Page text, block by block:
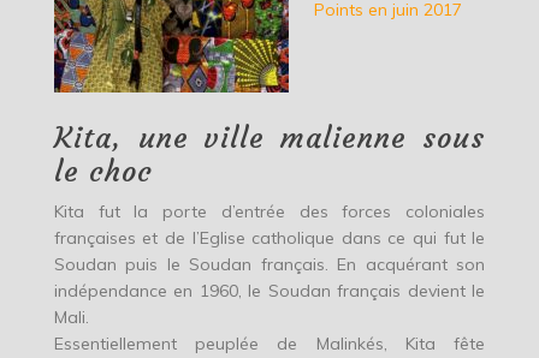
Points en juin 2017
Kita, une ville malienne sous
le choc
Kita fut la porte d’entrée des forces coloniales
françaises et de l’Eglise catholique dans ce qui fut le
Soudan puis le Soudan français. En acquérant son
indépendance en 1960, le Soudan français devient le
Mali.
Essentiellement peuplée de Malinkés, Kita fête